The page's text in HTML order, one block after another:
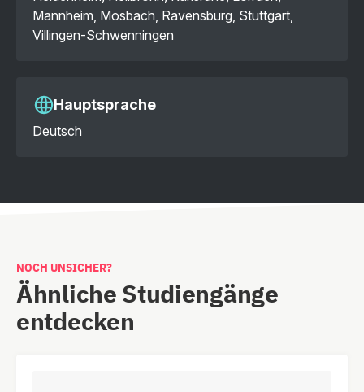
Mannheim, Mosbach, Ravensburg, Stuttgart,
Villingen-Schwenningen
Hauptsprache
Deutsch
NOCH UNSICHER?
Ähnliche Studiengänge
entdecken